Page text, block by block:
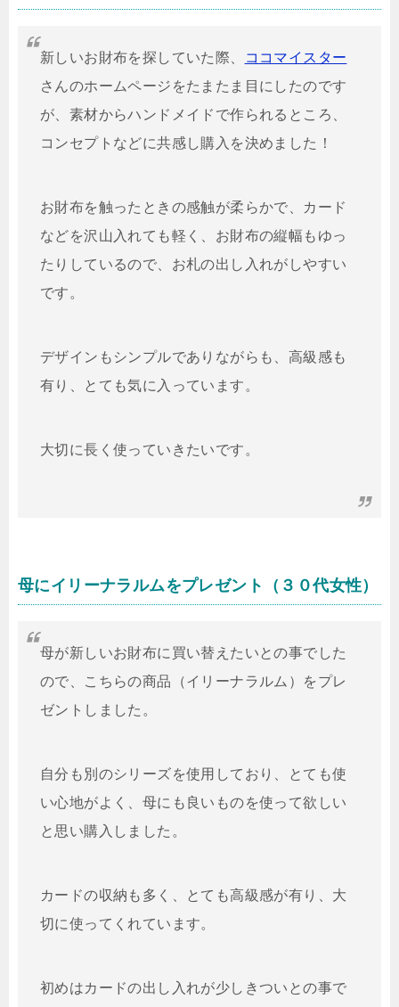
新しいお財布を探していた際、
ココマイスター
さんのホームページをたまたま目にしたのです
が、素材からハンドメイドで作られるところ、
コンセプトなどに共感し購入を決めました！
お財布を触ったときの感触が柔らかで、カード
などを沢山入れても軽く、お財布の縦幅もゆっ
たりしているので、お札の出し入れがしやすい
です。
デザインもシンプルでありながらも、高級感も
有り、とても気に入っています。
大切に長く使っていきたいです。
母にイリーナラルムをプレゼント（３０代女性）
母が新しいお財布に買い替えたいとの事でした
ので、こちらの商品（イリーナラルム）をプレ
ゼントしました。
自分も別のシリーズを使用しており、とても使
い心地がよく、母にも良いものを使って欲しい
と思い購入しました。
カードの収納も多く、とても高級感が有り、大
切に使ってくれています。
初めはカードの出し入れが少しきついとの事で